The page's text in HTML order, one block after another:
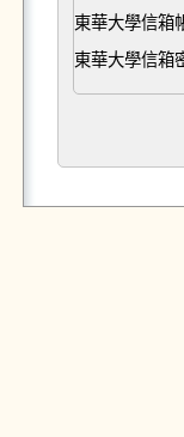
東華大學信箱
東華大學信箱